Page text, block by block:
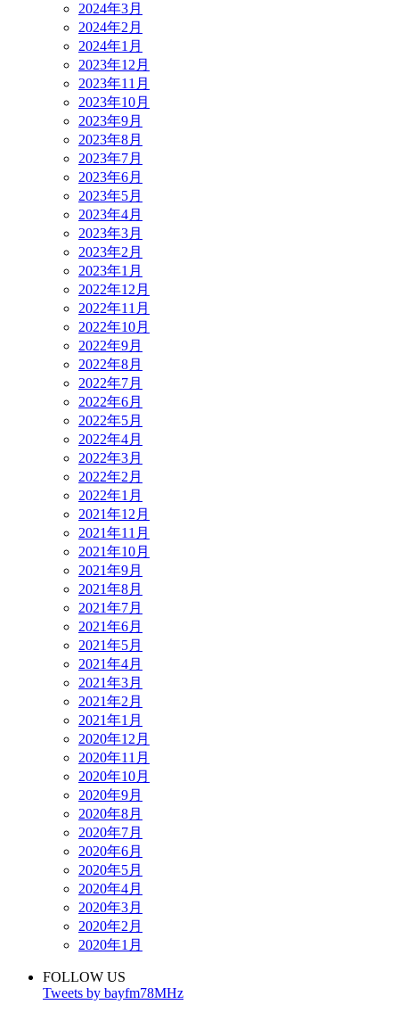
2024年3月
2024年2月
2024年1月
2023年12月
2023年11月
2023年10月
2023年9月
2023年8月
2023年7月
2023年6月
2023年5月
2023年4月
2023年3月
2023年2月
2023年1月
2022年12月
2022年11月
2022年10月
2022年9月
2022年8月
2022年7月
2022年6月
2022年5月
2022年4月
2022年3月
2022年2月
2022年1月
2021年12月
2021年11月
2021年10月
2021年9月
2021年8月
2021年7月
2021年6月
2021年5月
2021年4月
2021年3月
2021年2月
2021年1月
2020年12月
2020年11月
2020年10月
2020年9月
2020年8月
2020年7月
2020年6月
2020年5月
2020年4月
2020年3月
2020年2月
2020年1月
FOLLOW US
Tweets by bayfm78MHz